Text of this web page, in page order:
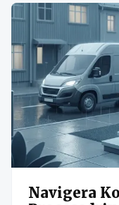
Navigera